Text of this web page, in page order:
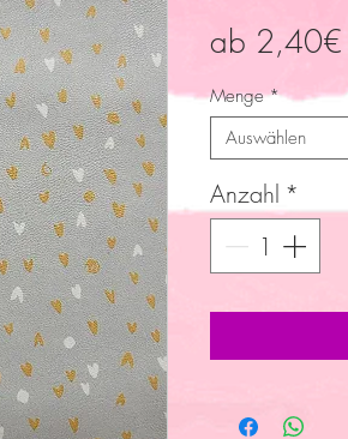
ab 2,40€
Menge *
Auswählen
Anzahl *